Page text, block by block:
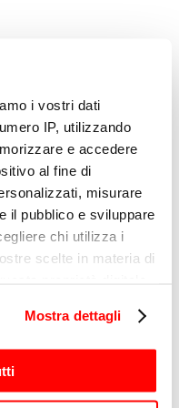
i vostri dati
IP, utilizzando
e accedere
al fine di
misurare
il pubblico e sviluppare
chi utilizza i
scelte in materia di
in qualsiasi
o facendo clic
Mostra dettagli
salsa
per le costine di
il Softcooker
per la
per